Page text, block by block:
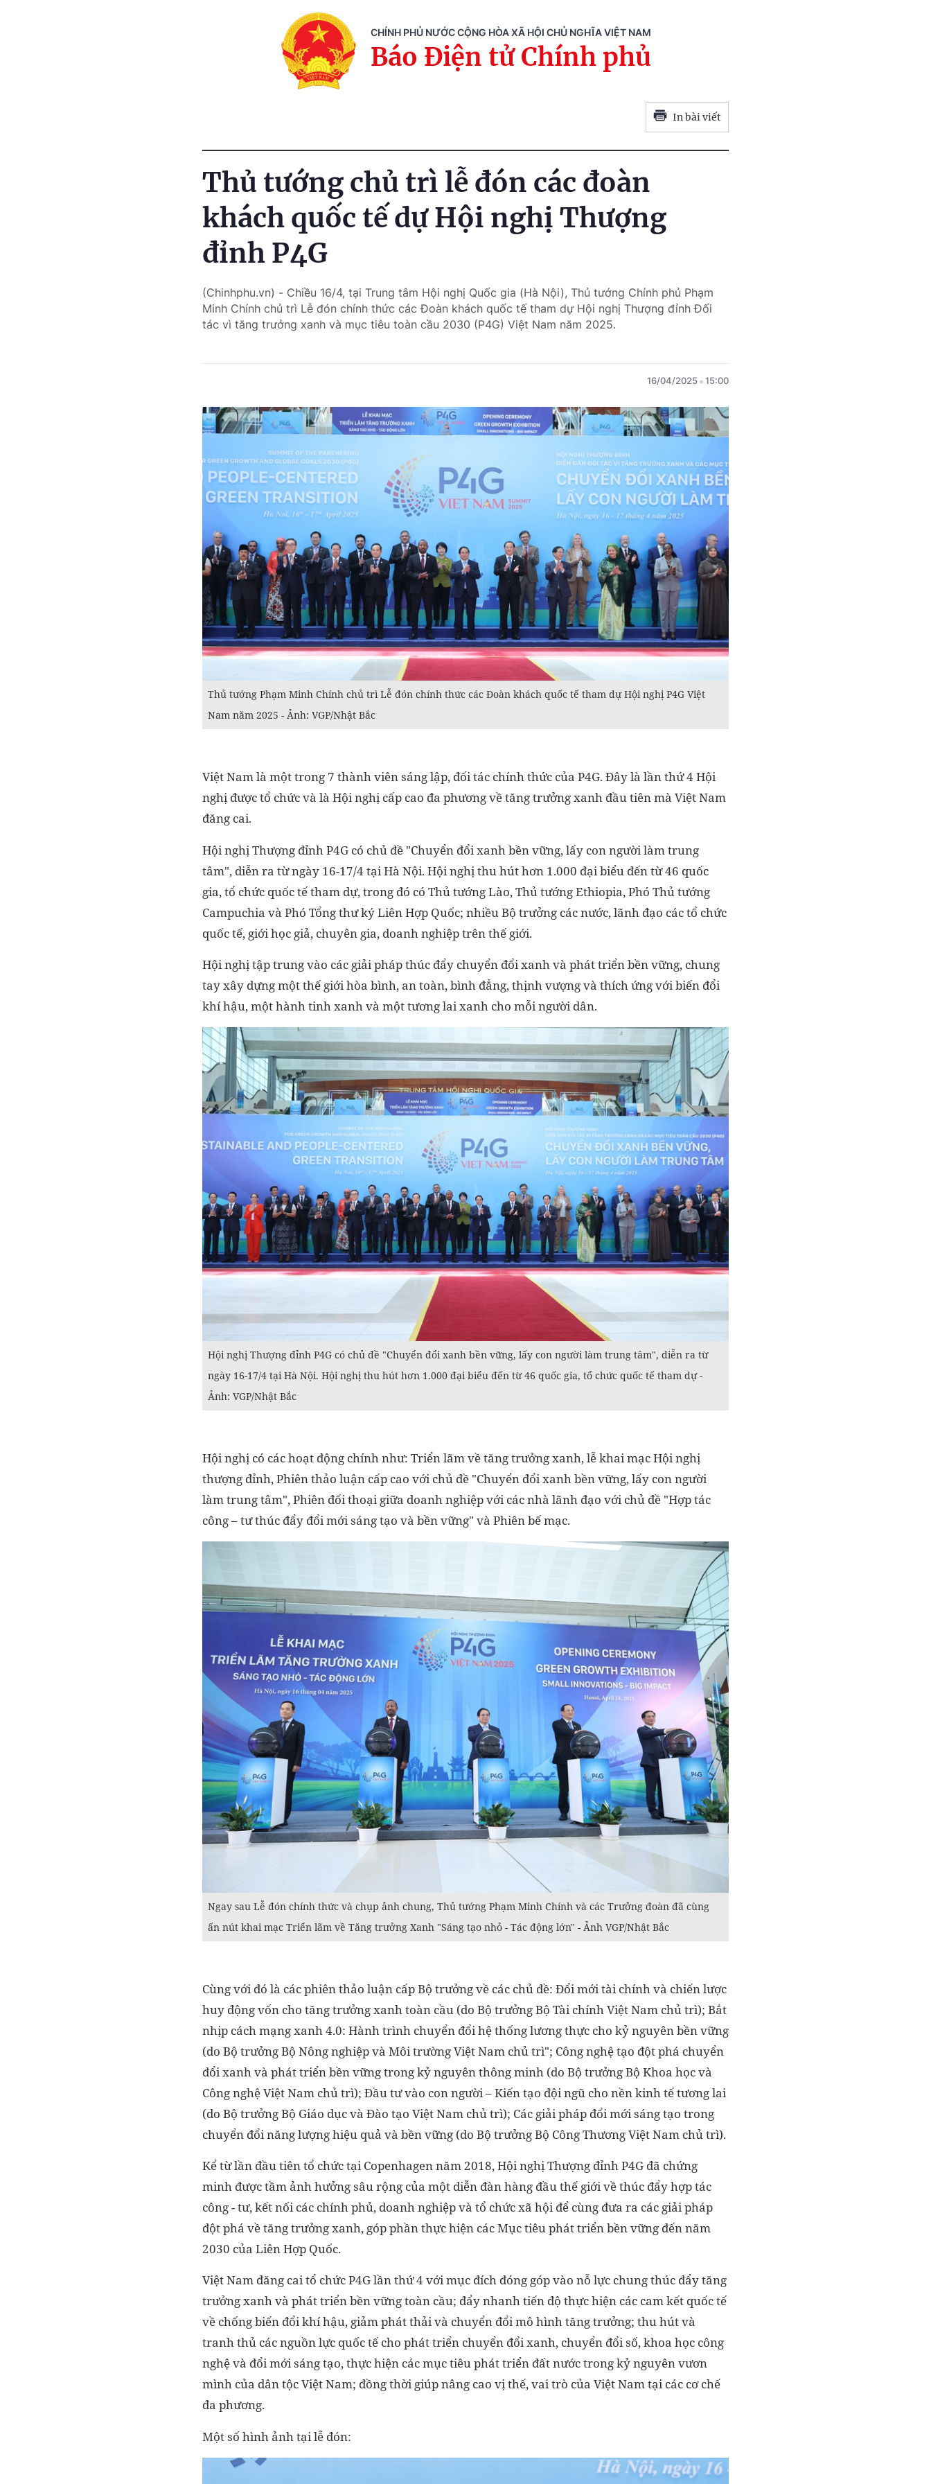
CHÍNH PHỦ NƯỚC CỘNG HÒA XÃ HỘI CHỦ NGHĨA VIỆT NAM
Báo Điện tử Chính phủ
In bài viết
Thủ tướng chủ trì lễ đón các đoàn
khách quốc tế dự Hội nghị Thượng
đỉnh P4G
(Chinhphu.vn) - Chiều 16/4, tại Trung tâm Hội nghị Quốc gia (Hà Nội), Thủ tướng Chính phủ Phạm
Minh Chính chủ trì Lễ đón chính thức các Đoàn khách quốc tế tham dự Hội nghị Thượng đỉnh Đối
tác vì tăng trưởng xanh và mục tiêu toàn cầu 2030 (P4G) Việt Nam năm 2025.
16/04/2025 15:00
Thủ tướng Phạm Minh Chính chủ trì Lễ đón chính thức các Đoàn khách quốc tế tham dự Hội nghị P4G Việt
Nam năm 2025 - Ảnh: VGP/Nhật Bắc
Việt Nam là một trong 7 thành viên sáng lập, đối tác chính thức của P4G. Đây là lần thứ 4 Hội
nghị được tổ chức và là Hội nghị cấp cao đa phương về tăng trưởng xanh đầu tiên mà Việt Nam
đăng cai.
Hội nghị Thượng đỉnh P4G có chủ đề "Chuyển đổi xanh bền vững, lấy con người làm trung
tâm", diễn ra từ ngày 16-17/4 tại Hà Nội. Hội nghị thu hút hơn 1.000 đại biểu đến từ 46 quốc
gia, tổ chức quốc tế tham dự, trong đó có Thủ tướng Lào, Thủ tướng Ethiopia, Phó Thủ tướng
Campuchia và Phó Tổng thư ký Liên Hợp Quốc; nhiều Bộ trưởng các nước, lãnh đạo các tổ chức
quốc tế, giới học giả, chuyên gia, doanh nghiệp trên thế giới.
Hội nghị tập trung vào các giải pháp thúc đẩy chuyển đổi xanh và phát triển bền vững, chung
tay xây dựng một thế giới hòa bình, an toàn, bình đẳng, thịnh vượng và thích ứng với biến đổi
khí hậu, một hành tinh xanh và một tương lai xanh cho mỗi người dân.
Hội nghị Thượng đỉnh P4G có chủ đề "Chuyển đổi xanh bền vững, lấy con người làm trung tâm", diễn ra từ
ngày 16-17/4 tại Hà Nội. Hội nghị thu hút hơn 1.000 đại biểu đến từ 46 quốc gia, tổ chức quốc tế tham dự -
Ảnh: VGP/Nhật Bắc
Hội nghị có các hoạt động chính như: Triển lãm về tăng trưởng xanh, lễ khai mạc Hội nghị
thượng đỉnh, Phiên thảo luận cấp cao với chủ đề "Chuyển đổi xanh bền vững, lấy con người
làm trung tâm", Phiên đối thoại giữa doanh nghiệp với các nhà lãnh đạo với chủ đề "Hợp tác
công – tư thúc đẩy đổi mới sáng tạo và bền vững" và Phiên bế mạc.
Ngay sau Lễ đón chính thức và chụp ảnh chung, Thủ tướng Phạm Minh Chính và các Trưởng đoàn đã cùng
ấn nút khai mạc Triển lãm về Tăng trưởng Xanh "Sáng tạo nhỏ - Tác động lớn" - Ảnh VGP/Nhật Bắc
Cùng với đó là các phiên thảo luận cấp Bộ trưởng về các chủ đề: Đổi mới tài chính và chiến lược
huy động vốn cho tăng trưởng xanh toàn cầu (do Bộ trưởng Bộ Tài chính Việt Nam chủ trì); Bắt
nhịp cách mạng xanh 4.0: Hành trình chuyển đổi hệ thống lương thực cho kỷ nguyên bền vững
(do Bộ trưởng Bộ Nông nghiệp và Môi trường Việt Nam chủ trì"; Công nghệ tạo đột phá chuyển
đổi xanh và phát triển bền vững trong kỷ nguyên thông minh (do Bộ trưởng Bộ Khoa học và
Công nghệ Việt Nam chủ trì); Đầu tư vào con người – Kiến tạo đội ngũ cho nền kinh tế tương lai
(do Bộ trưởng Bộ Giáo dục và Đào tạo Việt Nam chủ trì); Các giải pháp đổi mới sáng tạo trong
chuyển đổi năng lượng hiệu quả và bền vững (do Bộ trưởng Bộ Công Thương Việt Nam chủ trì).
Kể từ lần đầu tiên tổ chức tại Copenhagen năm 2018, Hội nghị Thượng đỉnh P4G đã chứng
minh được tầm ảnh hưởng sâu rộng của một diễn đàn hàng đầu thế giới về thúc đẩy hợp tác
công - tư, kết nối các chính phủ, doanh nghiệp và tổ chức xã hội để cùng đưa ra các giải pháp
đột phá về tăng trưởng xanh, góp phần thực hiện các Mục tiêu phát triển bền vững đến năm
2030 của Liên Hợp Quốc.
Việt Nam đăng cai tổ chức P4G lần thứ 4 với mục đích đóng góp vào nỗ lực chung thúc đẩy tăng
trưởng xanh và phát triển bền vững toàn cầu; đẩy nhanh tiến độ thực hiện các cam kết quốc tế
về chống biến đổi khí hậu, giảm phát thải và chuyển đổi mô hình tăng trưởng; thu hút và
tranh thủ các nguồn lực quốc tế cho phát triển chuyển đổi xanh, chuyển đổi số, khoa học công
nghệ và đổi mới sáng tạo, thực hiện các mục tiêu phát triển đất nước trong kỷ nguyên vươn
mình của dân tộc Việt Nam; đồng thời giúp nâng cao vị thế, vai trò của Việt Nam tại các cơ chế
đa phương.
Một số hình ảnh tại lễ đón: